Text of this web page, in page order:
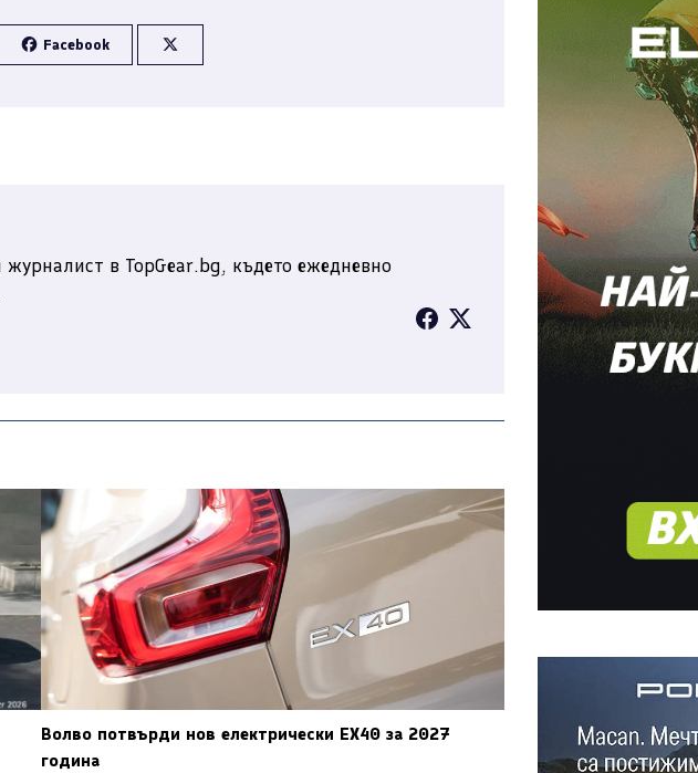
Facebook
журналист в TopGear.bg, където ежедневно
Волво потвърди нов електрически EX40 за 2027
година